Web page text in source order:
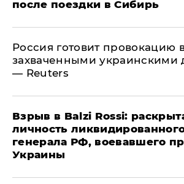
после поездки в Сибирь
​Россия готовит провокацию
захваченными украинскими
— Reuters
​Взрыв в Balzi Rossi:
личность
генерала РФ, воевавшего
Украины